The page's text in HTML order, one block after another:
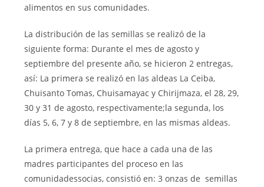
alimentos en sus comunidades.
La distribución de las semillas se realizó de la
siguiente forma: Durante el mes de agosto y
septiembre del presente año, se hicieron 2 entregas,
así: La primera se realizó en las aldeas La Ceiba,
Chuisanto Tomas, Chuisamayac y Chirijmaza, el 28, 29,
30 y 31 de agosto, respectivamente;la segunda, los
días 5, 6, 7 y 8 de septiembre, en las mismas aldeas.
La primera entrega, que hace a cada una de las
madres participantes del proceso en las
comunidadessocias, consistió en: 3 onzas de semillas